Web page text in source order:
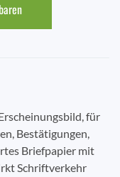
für
Bestätigungen,
Briefpapier mit
Schriftverkehr